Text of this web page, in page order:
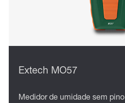
Extech MO57
Medidor de umidade sem pino